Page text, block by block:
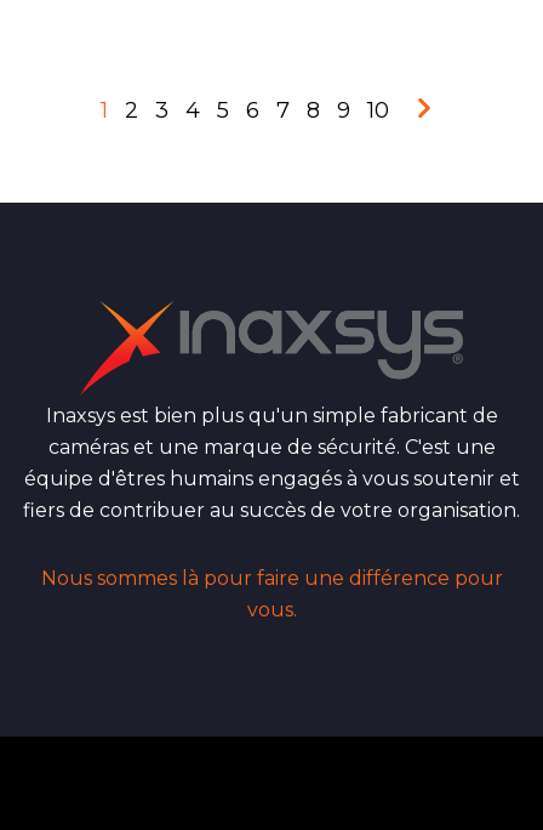
1 2 3 4 5 6 7 8 9 10
Inaxsys est bien plus qu'un simple fabricant de
caméras et une marque de sécurité. C'est une
équipe d'êtres humains engagés à vous soutenir et
fiers de contribuer au succès de votre organisation.
Nous sommes là pour faire une différence pour
vous.